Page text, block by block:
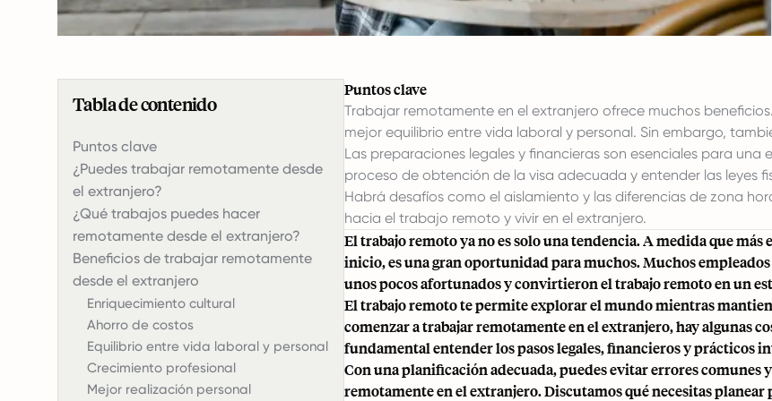
Tabla de contenido
Puntos clave
¿Puedes trabajar remotamente desde
el extranjero?
¿Qué trabajos puedes hacer
remotamente desde el extranjero?
Beneficios de trabajar remotamente
desde el extranjero
Enriquecimiento cultural
Ahorro de costos
Equilibrio entre vida laboral y personal
Crecimiento profesional
Mejor realización personal
Puntos clave
Trabajar remotamente en el extranjero ofrece muchos
mejor equilibrio entre vida laboral y personal. Sin embargo,
Las preparaciones legales y financieras son esenciales para
proceso de obtención de la visa adecuada y entender las leyes
Habrá desafíos como el aislamiento y las diferencias de zona
hacia el trabajo remoto y vivir en el extranjero.
El trabajo remoto ya no es solo una tendencia. A medida que
inicio, es una gran oportunidad para muchos. Muchos
unos pocos afortunados y convirtieron el trabajo remoto en un
El trabajo remoto te permite explorar el mundo mientras
comenzar a trabajar remotamente en el extranjero, hay algunas
fundamental entender los pasos legales, financieros y prácticos
Con una planificación adecuada, puedes evitar errores
remotamente en el extranjero. Discutamos qué necesitas planear